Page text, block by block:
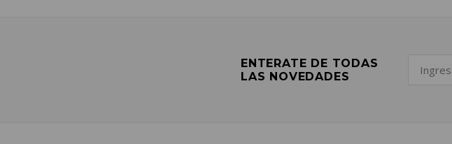
ENTERATE DE TODAS
LAS NOVEDADES